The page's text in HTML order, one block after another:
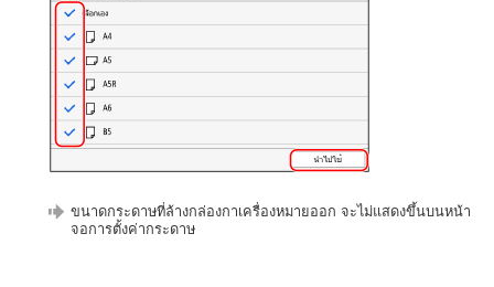
ขนาดกระดาษที่ล้างกล่องกาเครื่องหมายออก จะไม่แสดงขึ้นบนหน้า
จอการตั้งค่ากระดาษ